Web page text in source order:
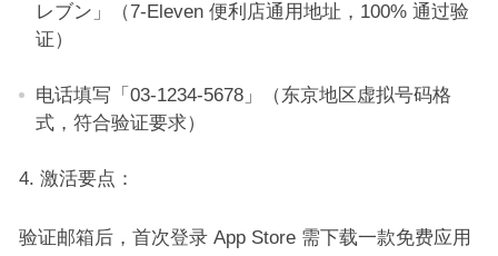
レブン」（7-Eleven 便利店通用地址，100% 通过验
证）​
电话填写「03-1234-5678」（东京地区虚拟号码格
式，符合验证要求）​
激活要点：​
验证邮箱后，首次登录 App Store 需下载一款免费应用